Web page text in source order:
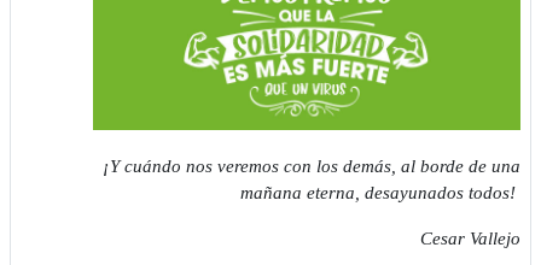
¡Y cuándo nos veremos con los demás, al borde de una
mañana eterna, desayunados todos!
Cesar Vallejo